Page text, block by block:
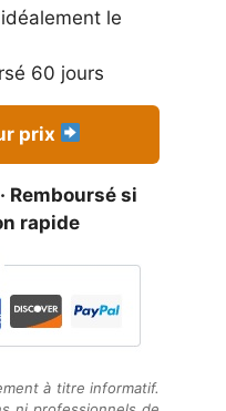
le
60 jours
prix
Remboursé si
rapide
à titre informatif.